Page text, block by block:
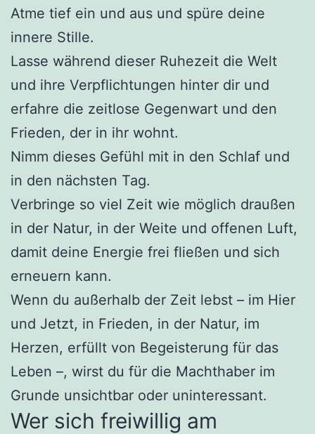
Atme tief ein und aus und spüre deine
innere Stille.
Lasse während dieser Ruhezeit die Welt
und ihre Verpflichtungen hinter dir und
erfahre die zeitlose Gegenwart und den
Frieden, der in ihr wohnt.
Nimm dieses Gefühl mit in den Schlaf und
in den nächsten Tag.
Verbringe so viel Zeit wie möglich draußen
in der Natur, in der Weite und offenen Luft,
damit deine Energie frei fließen und sich
erneuern kann.
Wenn du außerhalb der Zeit lebst – im Hier
und Jetzt, in Frieden, in der Natur, im
Herzen, erfüllt von Begeisterung für das
Leben –, wirst du für die Machthaber im
Grunde unsichtbar oder uninteressant.
Wer sich freiwillig am